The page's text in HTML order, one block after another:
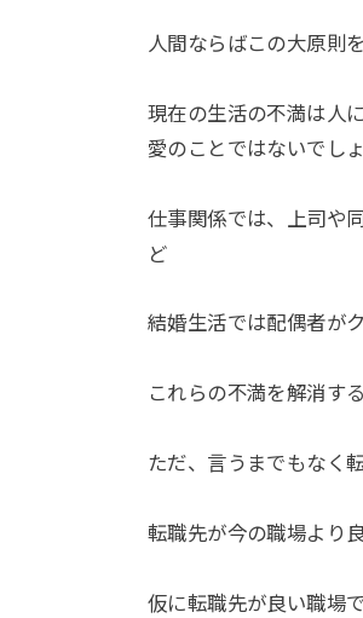
人間ならばこの大原則
現在の生活の不満は人
愛のことではないでし
仕事関係では、上司や
ど
結婚生活では配偶者が
これらの不満を解消す
ただ、言うまでもなく
転職先が今の職場より
仮に転職先が良い職場